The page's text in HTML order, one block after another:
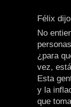
Félix
No
¿para
vez,
Esta
y la
que